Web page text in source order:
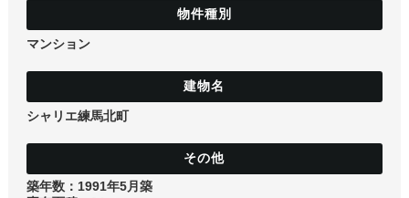
マンション
シャリエ練馬北町
築年数：1991年5月築